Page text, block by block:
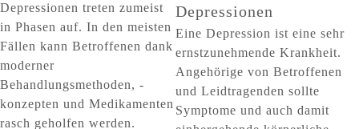
Depressionen treten zumeist
in Phasen auf. In den meisten
Fällen kann Betroffenen dank
moderner
Behandlungsmethoden, -
konzepten und Medikamenten
rasch geholfen werden.
Depressionen
Eine Depression ist eine sehr
ernstzunehmende Krankheit.
Angehörige von Betroffenen
und Leidtragenden sollte
Symptome und auch damit